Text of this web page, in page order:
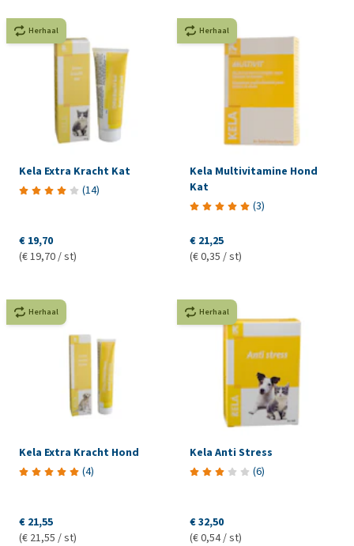
Herhaal
Kela Extra Kracht Kat
(14)
€ 19,70
(€ 19,70 / st)
Herhaal
Kela Multivitamine Hond
Kat
(3)
€ 21,25
(€ 0,35 / st)
Herhaal
Kela Extra Kracht Hond
(4)
€ 21,55
(€ 21,55 / st)
Herhaal
Kela Anti Stress
(6)
€ 32,50
(€ 0,54 / st)